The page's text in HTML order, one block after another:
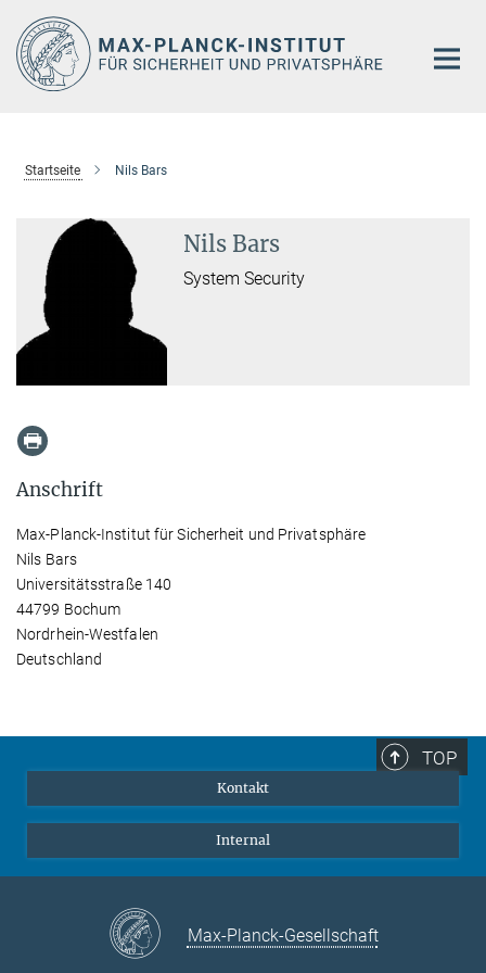
Hauptinhalt
Startseite Nils Bars
Nils Bars
System Security
Anschrift
Max-Planck-Institut für Sicherheit und Privatsphäre
Nils Bars
Universitätsstraße 140
44799 Bochum
Nordrhein-Westfalen
Deutschland
TOP
Kontakt
Internal
Max-Planck-Gesellschaft